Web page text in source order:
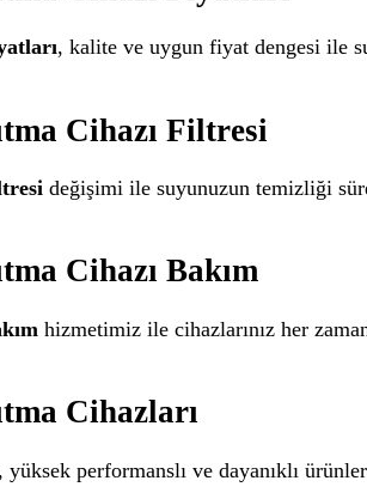
, kalite ve uygun fiyat dengesi ile
Cihazı Filtresi
değişimi ile suyunuzun temizliği
Cihazı Bakım
hizmetimiz ile cihazlarınız her
Cihazları
, yüksek performanslı ve dayanıklı